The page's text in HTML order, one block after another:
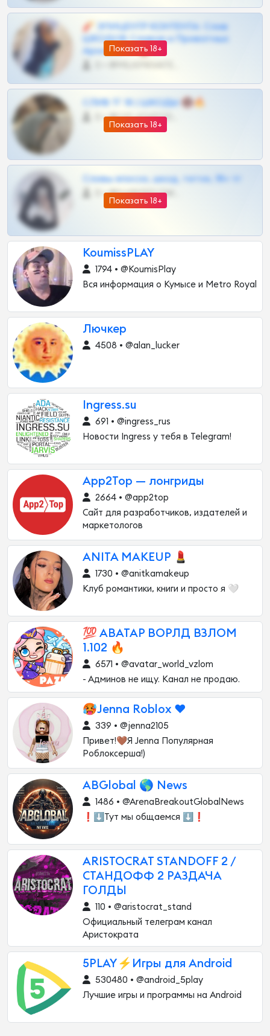
Показать 18+
🧨 ЭПИЦЕНТР КОНТЕНТА: Слив
ШКОДОВ Сливов и Приватных
Архивов ТГ 🔞💎
Показать 18+
СЛИВ ТГ 18 | ШКОДЫ 🔞🔥
0 •
Показать 18+
Сливы вписок, шкод, теток, 18+ тг
0 •
KoumissPLAY
1794 • @KoumisPlay
Вся информация о Кумысе и Metro Royal
Лючкер
4508 • @alan_lucker
Ingress.su
691 • @ingress_rus
Новости Ingress у тебя в Telegram!
App2Top — лонгриды
2664 • @app2top
Сайт для разработчиков, издателей и
маркетологов
ANITA MAKEUP 💄
1730 • @anitkamakeup
Клуб романтики, книги и просто я 🤍
💯 АВАТАР ВОРЛД ВЗЛОМ
1.102 🔥
6571 • @avatar_world_vzlom
- Админов не ищу. Канал не продаю.
🥵Jenna Roblox ❤️
339 • @jenna2105
Привет!🤎Я Jenna Популярная
Роблоксерша!)
ABGlobal 🌎 News
1486 • @ArenaBreakoutGlobalNews
❗⬇️Тут мы общаемся ⬇️❗
ARISTOCRAT STANDOFF 2 /
СТАНДОФФ 2 РАЗДАЧА
ГОЛДЫ
110 • @aristocrat_stand
Официальный телеграм канал
Аристократа
5PLAY⚡️Игры для Android
530480 • @android_5play
Лучшие игры и программы на Android